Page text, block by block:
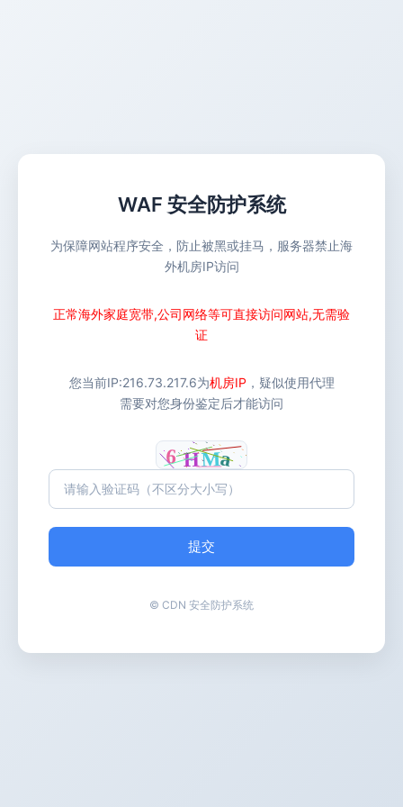
WAF 安全防护系统
为保障网站程序安全，防止被黑或挂马，服务器禁止海
外机房IP访问
正常海外家庭宽带,公司网络等可直接访问网站,无需验
证
您当前IP:216.73.217.6为机房IP ，疑似使用代理
需要对您身份鉴定后才能访问
提交
© CDN 安全防护系统